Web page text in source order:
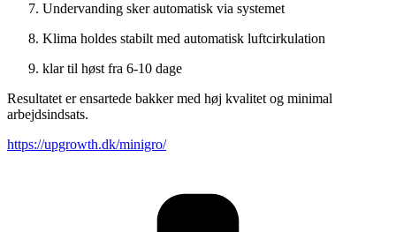
Undervanding sker automatisk via systemet
Klima holdes stabilt med automatisk luftcirkulation
klar til høst fra 6-10 dage
Resultatet er ensartede bakker med høj kvalitet og minimal
arbejdsindsats.
https://upgrowth.dk/minigro/